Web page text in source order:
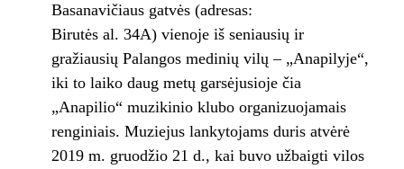
Basanavičiaus gatvės (adresas:
Birutės al. 34A) vienoje iš seniausių ir
gražiausių Palangos medinių vilų – „Anapilyje“,
iki to laiko daug metų garsėjusioje čia
„Anapilio“ muzikinio klubo organizuojamais
renginiais. Muziejus lankytojams duris atvėrė
2019 m. gruodžio 21 d., kai buvo užbaigti vilos